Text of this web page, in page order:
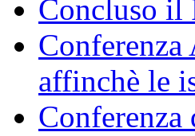
Concluso il
affinchè le
Conferenza